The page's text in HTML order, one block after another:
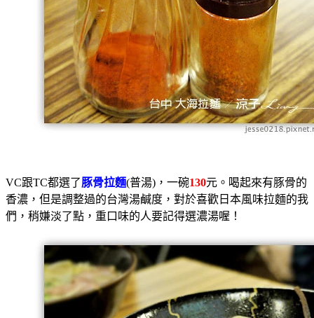
VC跟TC都選了豚骨拉麵(普湯)，一碗130元。喝起來有豚骨的
香濃，但是調整過的台灣湯鹹度，對於喜歡日本風味拉麵的我
們，稍嫌淡了點，重口味的人要記得選濃湯喔！